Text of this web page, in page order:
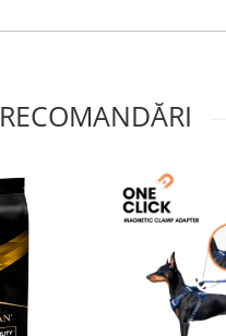
RECOMANDĂRI